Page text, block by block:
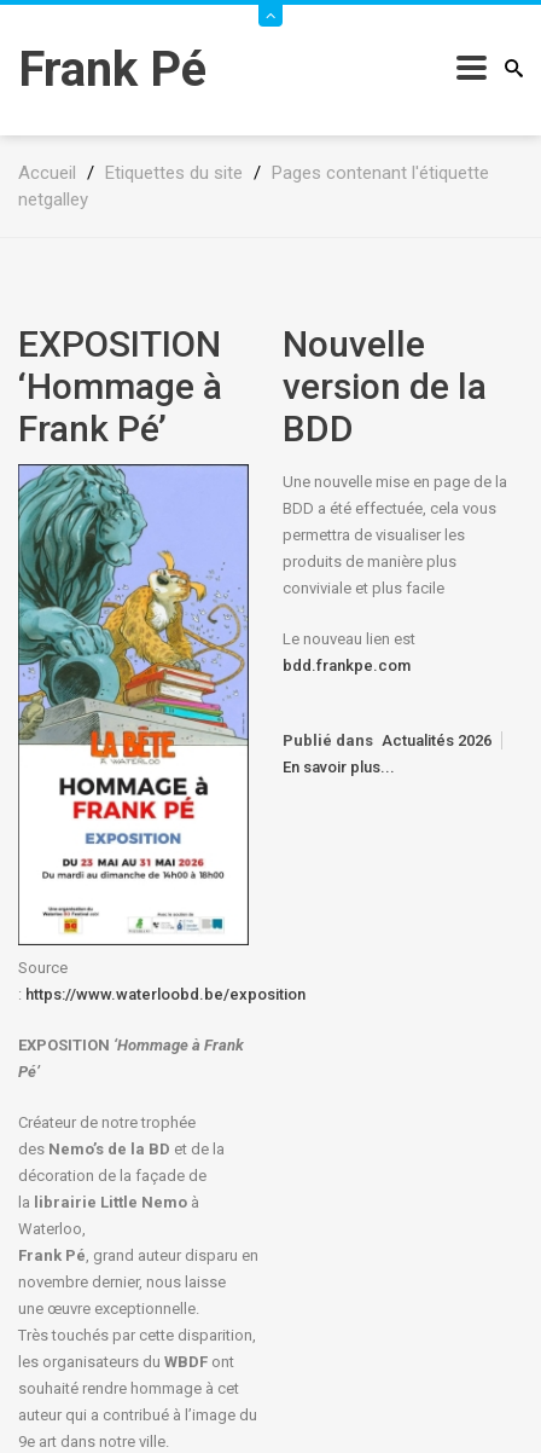
Frank Pé
Accueil / Etiquettes du site / Pages contenant l'étiquette
netgalley
EXPOSITION
‘Hommage à
Frank Pé’
Source
: https://www.waterloobd.be/exposition
EXPOSITION ‘Hommage à Frank
Pé’
Créateur de notre trophée
des Nemo’s de la BD et de la
décoration de la façade de
la librairie Little Nemo à
Waterloo,
Frank Pé, grand auteur disparu en
novembre dernier, nous laisse
une œuvre exceptionnelle.
Très touchés par cette disparition,
les organisateurs du WBDF ont
souhaité rendre hommage à cet
auteur qui a contribué à l’image du
9e art dans notre ville.
Nouvelle
version de la
BDD
Une nouvelle mise en page de la
BDD a été effectuée, cela vous
permettra de visualiser les
produits de manière plus
conviviale et plus facile
Le nouveau lien est
bdd.frankpe.com
Publié dans Actualités 2026
En savoir plus...